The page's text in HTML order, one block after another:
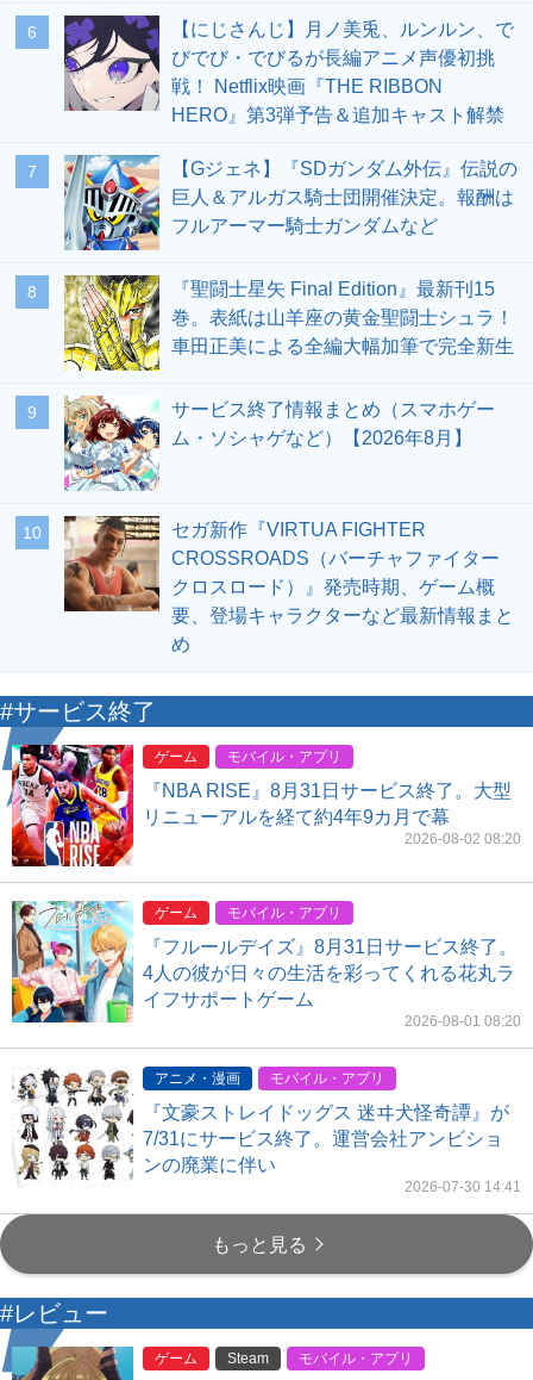
6
【にじさんじ】月ノ美兎、ルンルン、で
びでび・でびるが長編アニメ声優初挑
戦！ Netflix映画『THE RIBBON
HERO』第3弾予告＆追加キャスト解禁
7
【Gジェネ】『SDガンダム外伝』伝説の
巨人＆アルガス騎士団開催決定。報酬は
フルアーマー騎士ガンダムなど
8
『聖闘士星矢 Final Edition』最新刊15
巻。表紙は山羊座の黄金聖闘士シュラ！
車田正美による全編大幅加筆で完全新生
9
サービス終了情報まとめ（スマホゲー
ム・ソシャゲなど）【2026年8月】
10
セガ新作『VIRTUA FIGHTER
CROSSROADS（バーチャファイター
クロスロード）』発売時期、ゲーム概
要、登場キャラクターなど最新情報まと
め
#サービス終了
ゲーム モバイル・アプリ
『NBA RISE』8月31日サービス終了。大型
リニューアルを経て約4年9カ月で幕
2026-08-02 08:20
ゲーム モバイル・アプリ
『フルールデイズ』8月31日サービス終了。
4人の彼が日々の生活を彩ってくれる花丸ラ
イフサポートゲーム
2026-08-01 08:20
アニメ・漫画 モバイル・アプリ
『文豪ストレイドッグス 迷ヰ犬怪奇譚』が
7/31にサービス終了。運営会社アンビショ
ンの廃業に伴い
2026-07-30 14:41
もっと見る
#レビュー
ゲーム Steam モバイル・アプリ